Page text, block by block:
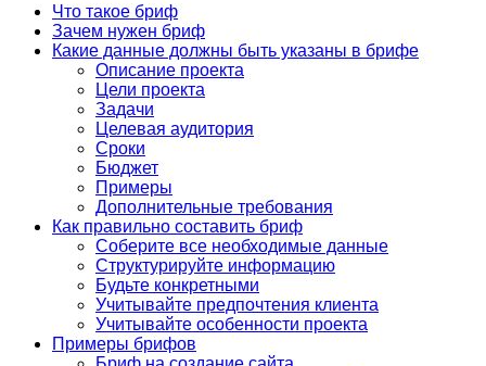
Что такое бриф
Зачем нужен бриф
Какие данные должны быть указаны в брифе
Описание проекта
Цели проекта
Задачи
Целевая аудитория
Сроки
Бюджет
Примеры
Дополнительные требования
Как правильно составить бриф
Соберите все необходимые данные
Структурируйте информацию
Будьте конкретными
Учитывайте предпочтения клиента
Учитывайте особенности проекта
Примеры брифов